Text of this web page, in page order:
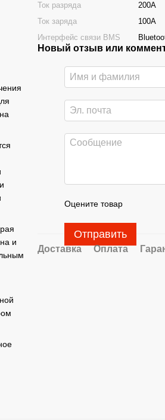
и
Ток разряда
200A
Ток заряда
100A
Интерфейс связи BMS
Новый отзыв или
Оцените товар
Отправить
Доставка Оплата